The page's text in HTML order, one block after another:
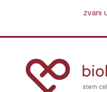
zvani